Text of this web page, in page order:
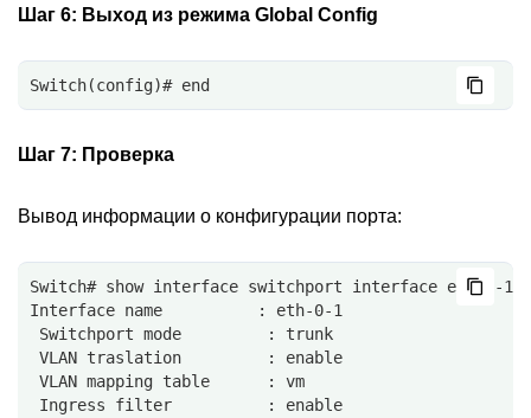
Шаг 6: Выход из режима Global Config
Switch(config)# end
Шаг 7: Проверка
Вывод информации о конфигурации порта:
Switch# show interface switchport interface eth-0-1
Interface name          : eth-0-1
Switchport mode         : trunk
VLAN traslation         : enable
VLAN mapping table      : vm
Ingress filter          : enable